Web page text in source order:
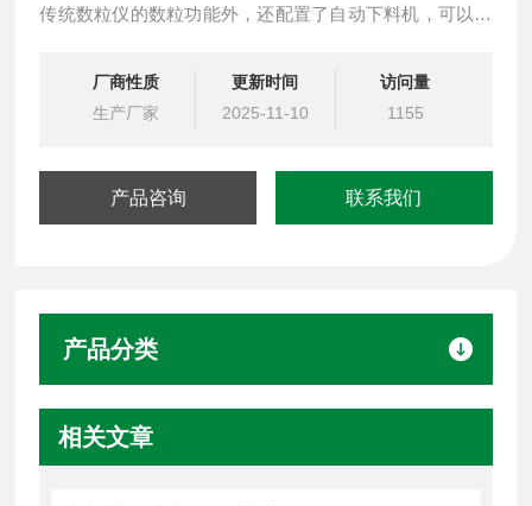
传统数粒仪的数粒功能外，还配置了自动下料机，可以自
杯）、自动称重、自动打印记录功能。
厂商性质
生产厂家
更新时间
2025-11-10
访问量
1155
产品咨询 联系我们
产品分类
相关文章